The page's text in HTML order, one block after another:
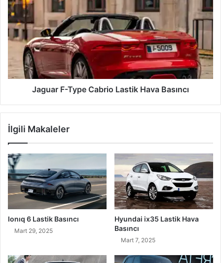
F-
Type
Cabrio
Lastik
Basıncı
Jaguar F-Type Cabrio Lastik Hava Basıncı
İlgili Makaleler
Ionıq 6 Lastik Basıncı
Mart 29, 2025
Hyundai ix35 Lastik Hava
Basıncı
Mart 7, 2025